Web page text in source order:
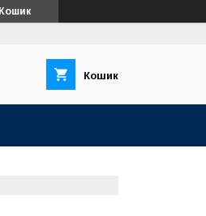
Кошик
Кошик